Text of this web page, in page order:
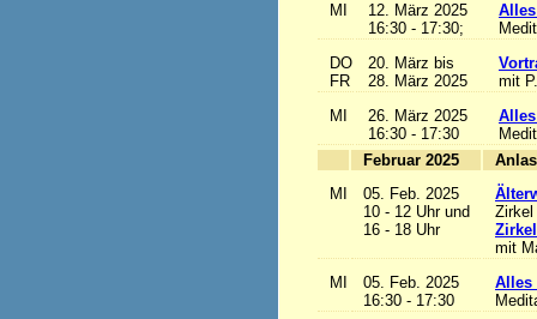
MI
12. März 2025
16:30 - 17:30;
DO
FR
20. März bis
28. März 2025
mit
MI
26. März 2025
16:30 - 17:30
Februar 2025
MI
05. Feb. 2025
10 - 12 Uhr und
16 - 18 Uhr
Zirkel
mit
MI
05. Feb. 2025
16:30 - 17:30
Alles